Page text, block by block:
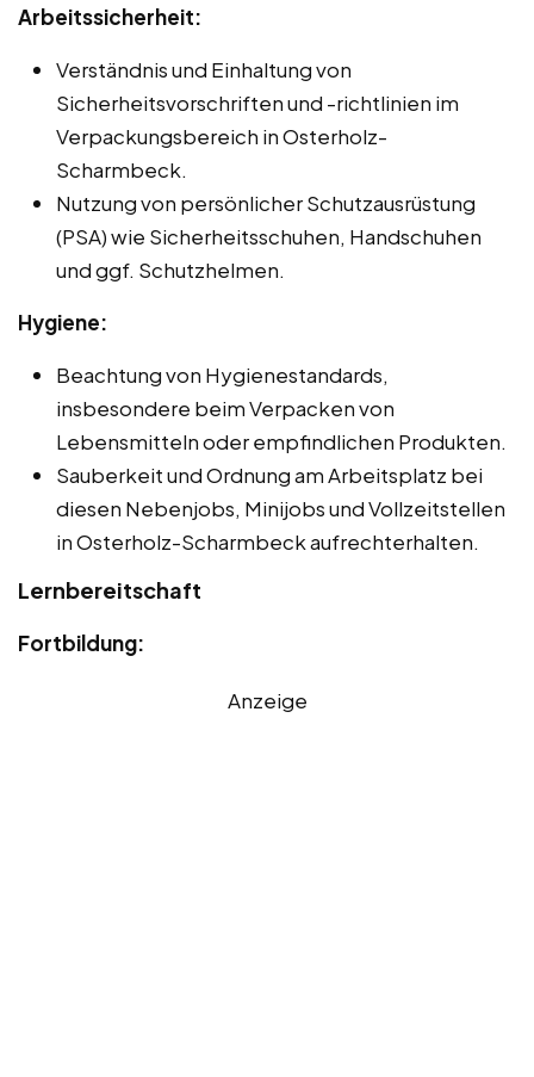
Arbeitssicherheit:
Verständnis und Einhaltung von
Sicherheitsvorschriften und -richtlinien im
Verpackungsbereich in Osterholz-
Scharmbeck.
Nutzung von persönlicher Schutzausrüstung
(PSA) wie Sicherheitsschuhen, Handschuhen
und ggf. Schutzhelmen.
Hygiene:
Beachtung von Hygienestandards,
insbesondere beim Verpacken von
Lebensmitteln oder empfindlichen Produkten.
Sauberkeit und Ordnung am Arbeitsplatz bei
diesen Nebenjobs, Minijobs und Vollzeitstellen
in Osterholz-Scharmbeck aufrechterhalten.
Lernbereitschaft
Fortbildung:
Anzeige